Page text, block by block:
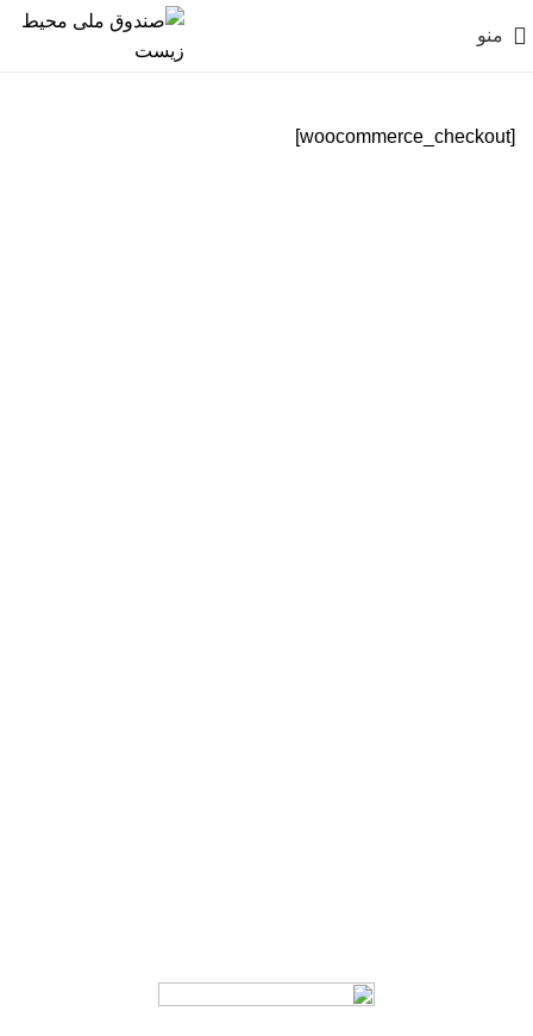
منو
[woocommerce_checkout]